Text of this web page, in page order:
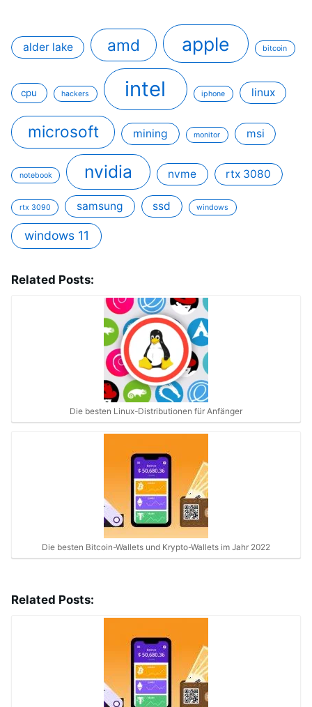
alder lake amd apple bitcoin
cpu hackers intel iphone linux
microsoft mining monitor msi
notebook nvidia nvme rtx 3080
rtx 3090 samsung ssd windows
windows 11
Related Posts:
Die besten Linux-Distributionen für Anfänger
Die besten Bitcoin-Wallets und Krypto-Wallets im Jahr 2022
Related Posts: